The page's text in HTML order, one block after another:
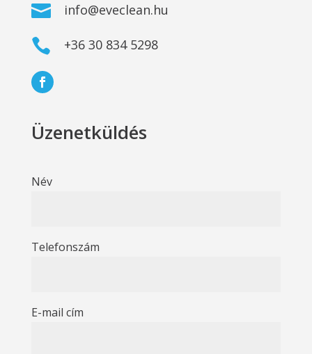
 info@eveclean.hu
 +36 30 834 5298
Üzenetküldés
Név
Telefonszám
E-mail cím